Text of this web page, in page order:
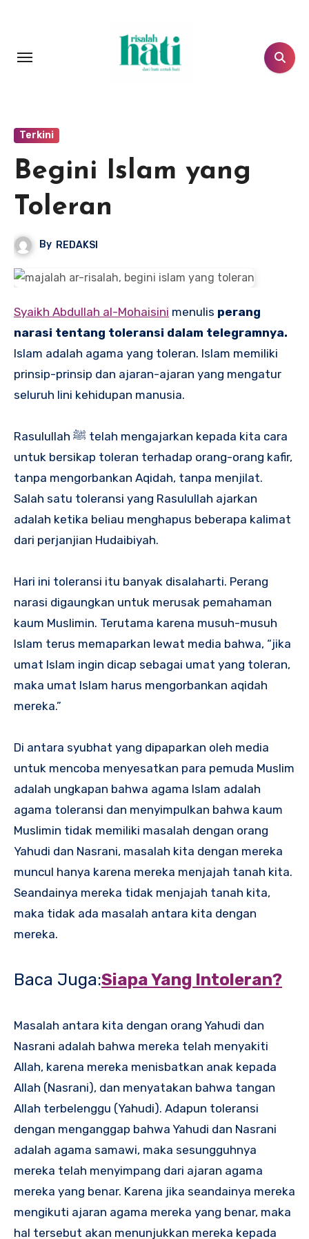
Terkini
Begini Islam yang
Toleran
By REDAKSI
Syaikh Abdullah al-Mohaisini menulis perang
narasi tentang toleransi dalam telegramnya.
Islam adalah agama yang toleran. Islam memiliki
prinsip-prinsip dan ajaran-ajaran yang mengatur
seluruh lini kehidupan manusia.
Rasulullah ﷺ telah mengajarkan kepada kita cara
untuk bersikap toleran terhadap orang-orang kafir,
tanpa mengorbankan Aqidah, tanpa menjilat.
Salah satu toleransi yang Rasulullah ajarkan
adalah ketika beliau menghapus beberapa kalimat
dari perjanjian Hudaibiyah.
Hari ini toleransi itu banyak disalaharti. Perang
narasi digaungkan untuk merusak pemahaman
kaum Muslimin. Terutama karena musuh-musuh
Islam terus memaparkan lewat media bahwa, “jika
umat Islam ingin dicap sebagai umat yang toleran,
maka umat Islam harus mengorbankan aqidah
mereka.”
Di antara syubhat yang dipaparkan oleh media
untuk mencoba menyesatkan para pemuda Muslim
adalah ungkapan bahwa agama Islam adalah
agama toleransi dan menyimpulkan bahwa kaum
Muslimin tidak memiliki masalah dengan orang
Yahudi dan Nasrani, masalah kita dengan mereka
muncul hanya karena mereka menjajah tanah kita.
Seandainya mereka tidak menjajah tanah kita,
maka tidak ada masalah antara kita dengan
mereka.
Baca Juga:Siapa Yang Intoleran?
Masalah antara kita dengan orang Yahudi dan
Nasrani adalah bahwa mereka telah menyakiti
Allah, karena mereka menisbatkan anak kepada
Allah (Nasrani), dan menyatakan bahwa tangan
Allah terbelenggu (Yahudi). Adapun toleransi
dengan menganggap bahwa Yahudi dan Nasrani
adalah agama samawi, maka sesungguhnya
mereka telah menyimpang dari ajaran agama
mereka yang benar. Karena jika seandainya mereka
mengikuti ajaran agama mereka yang benar, maka
hal tersebut akan menunjukkan mereka kepada